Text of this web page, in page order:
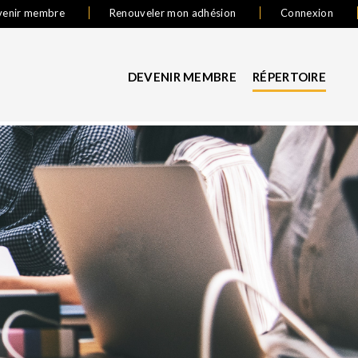
membre Renouveler mon adhésion Connexion
DEVENIR MEMBRE RÉPERTOIRE